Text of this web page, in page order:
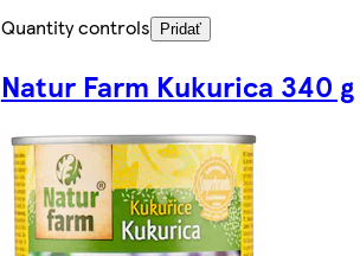
Quantity controls
Pridať
Natur Farm Kukurica 340 g